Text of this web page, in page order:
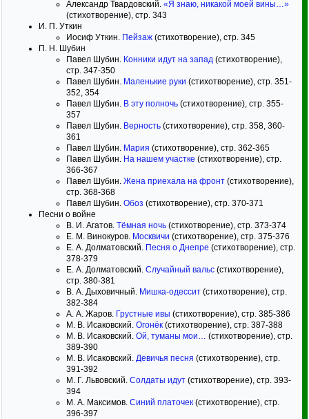
Александр Твардовский. «Я знаю, никакой моей вины…»
(стихотворение), стр. 343
И. П. Уткин
Иосиф Уткин. Пейзаж (стихотворение), стр. 345
П. Н. Шубин
Павел Шубин. Конники идут на запад (стихотворение),
стр. 347-350
Павел Шубин. Маленькие руки (стихотворение), стр. 351-
352, 354
Павел Шубин. В эту полночь (стихотворение), стр. 355-
357
Павел Шубин. Верность (стихотворение), стр. 358, 360-
361
Павел Шубин. Мария (стихотворение), стр. 362-365
Павел Шубин. На нашем участке (стихотворение), стр.
366-367
Павел Шубин. Жена приехала на фронт (стихотворение),
стр. 368-368
Павел Шубин. Обоз (стихотворение), стр. 370-371
Песни о войне
В. И. Агатов. Тёмная ночь (стихотворение), стр. 373-374
Е. М. Винокуров. Москвичи (стихотворение), стр. 375-376
Е. А. Долматовский. Песня о Днепре (стихотворение), стр.
378-379
Е. А. Долматовский. Случайный вальс (стихотворение),
стр. 380-381
В. А. Дыховичный. Мишка-одессит (стихотворение), стр.
382-384
А. А. Жаров. Грустные ивы (стихотворение), стр. 385-386
М. В. Исаковский. Огонёк (стихотворение), стр. 387-388
М. В. Исаковский. Ой, туманы мои… (стихотворение), стр.
389-390
М. В. Исаковский. Девичья песня (стихотворение), стр.
391-392
М. Г. Львовский. Солдаты идут (стихотворение), стр. 393-
394
М. А. Максимов. Синий платочек (стихотворение), стр.
396-397